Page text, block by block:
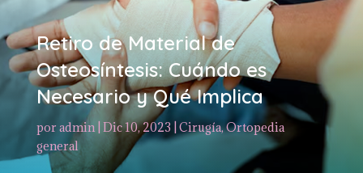
Retiro de Material de
Osteosíntesis: Cuándo es
Necesario y Qué Implica
por admin| Dic 10, 2023 Cirugía,Ortopedia
general